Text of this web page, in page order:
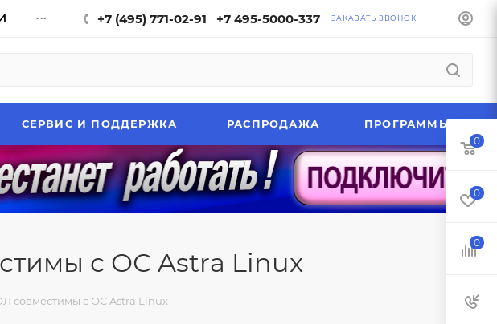
... +7 (495) 771-02-91 +7 495-5000-337 ЗАКАЗАТЬ ЗВОНОК
СЕРВИС И ПОДДЕРЖКА РАСПРОДАЖА ПРОГРАММЫ
с ОС Astra Linux
совместимы с ОС Astra Linux
0
0
0